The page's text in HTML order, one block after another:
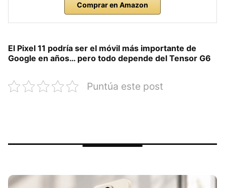
Comprar en Amazon
El Pixel 11 podría ser el móvil más importante de
Google en años… pero todo depende del Tensor G6
Puntúa este post